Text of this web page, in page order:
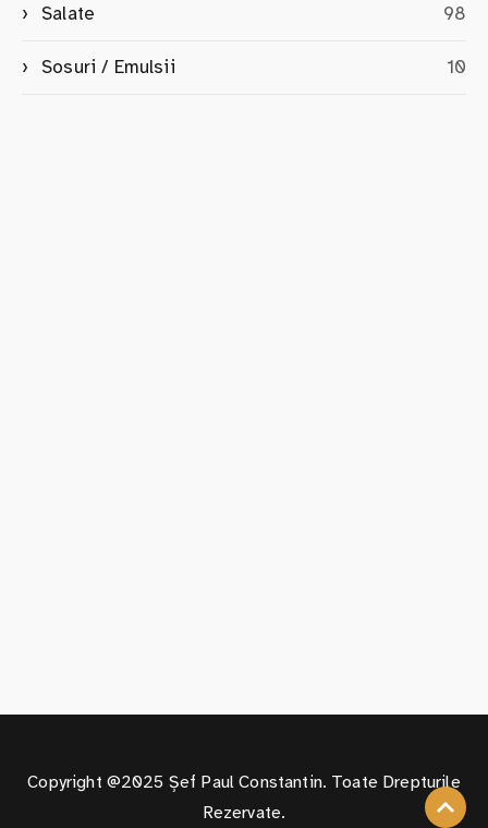
Salate 98
Sosuri / Emulsii 10
Copyright @2025 Șef Paul Constantin. Toate Drepturile
Rezervate.